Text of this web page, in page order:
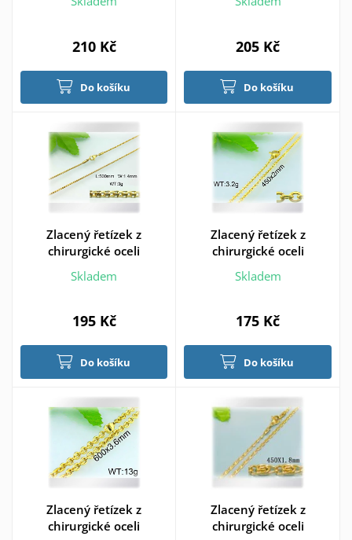
210 Kč
Do košíku
205 Kč
Do košíku
Zlacený řetízek z
chirurgické oceli
Skladem
195 Kč
Do košíku
Zlacený řetízek z
chirurgické oceli
Skladem
175 Kč
Do košíku
Zlacený řetízek z
chirurgické oceli
Zlacený řetízek z
chirurgické oceli